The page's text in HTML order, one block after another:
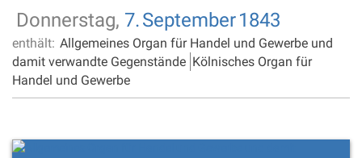
Donnerstag, 7.September1843
enthält: Allgemeines Organ für Handel und Gewerbe und
damit verwandte Gegenstände Kölnisches Organ für
Handel und Gewerbe